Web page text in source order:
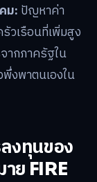
ม: ปัญหาค่า
วเรือนที่เพิ่มสูง
ากภาครัฐใน
งพาตนเองใน
งทุนของ
ย FIRE